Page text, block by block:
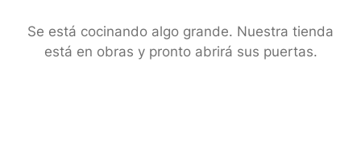
Se está cocinando algo grande. Nuestra tienda
está en obras y pronto abrirá sus puertas.